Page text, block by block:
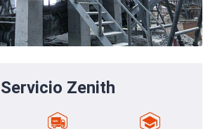
Servicio Zenith